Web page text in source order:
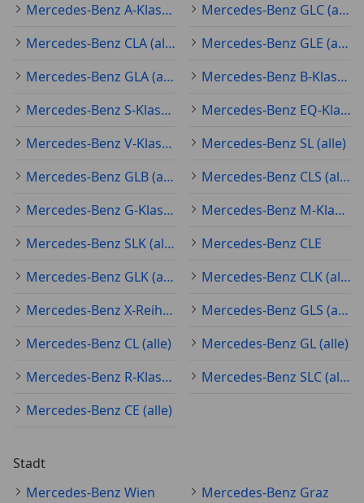
Mercedes-Benz A-Klasse (alle)
Mercedes-Benz GLC (alle)
Mercedes-Benz CLA (alle)
Mercedes-Benz GLE (alle)
Mercedes-Benz GLA (alle)
Mercedes-Benz B-Klasse (alle)
Mercedes-Benz S-Klasse (alle)
Mercedes-Benz EQ-Klasse (alle)
Mercedes-Benz V-Klasse (alle)
Mercedes-Benz SL (alle)
Mercedes-Benz GLB (alle)
Mercedes-Benz CLS (alle)
Mercedes-Benz G-Klasse (alle)
Mercedes-Benz M-Klasse (alle)
Mercedes-Benz SLK (alle)
Mercedes-Benz CLE
Mercedes-Benz GLK (alle)
Mercedes-Benz CLK (alle)
Mercedes-Benz X-Reihe (alle)
Mercedes-Benz GLS (alle)
Mercedes-Benz CL (alle)
Mercedes-Benz GL (alle)
Mercedes-Benz R-Klasse (alle)
Mercedes-Benz SLC (alle)
Mercedes-Benz CE (alle)
Stadt
Mercedes-Benz Wien
Mercedes-Benz Graz